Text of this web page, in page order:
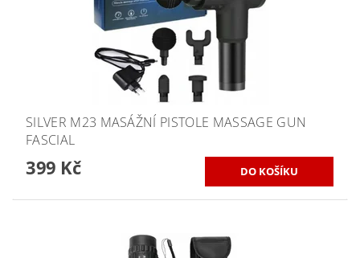
SILVER M23 MASÁŽNÍ PISTOLE MASSAGE GUN
FASCIAL
399 Kč